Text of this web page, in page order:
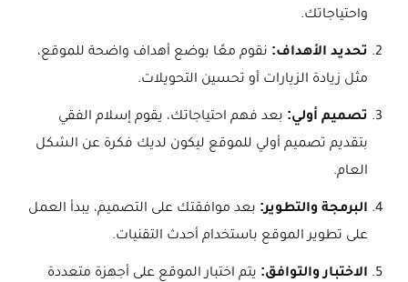
واحتياجاتك.
تحديد الأهداف: نقوم معًا بوضع أهداف واضحة للموقع،
مثل زيادة الزيارات أو تحسين التحويلات.
تصميم أولي: بعد فهم احتياجاتك، يقوم إسلام الفقي
بتقديم تصميم أولي للموقع ليكون لديك فكرة عن الشكل
العام.
البرمجة والتطوير: بعد موافقتك على التصميم، يبدأ العمل
على تطوير الموقع باستخدام أحدث التقنيات.
الاختبار والتوافق: يتم اختبار الموقع على أجهزة متعددة